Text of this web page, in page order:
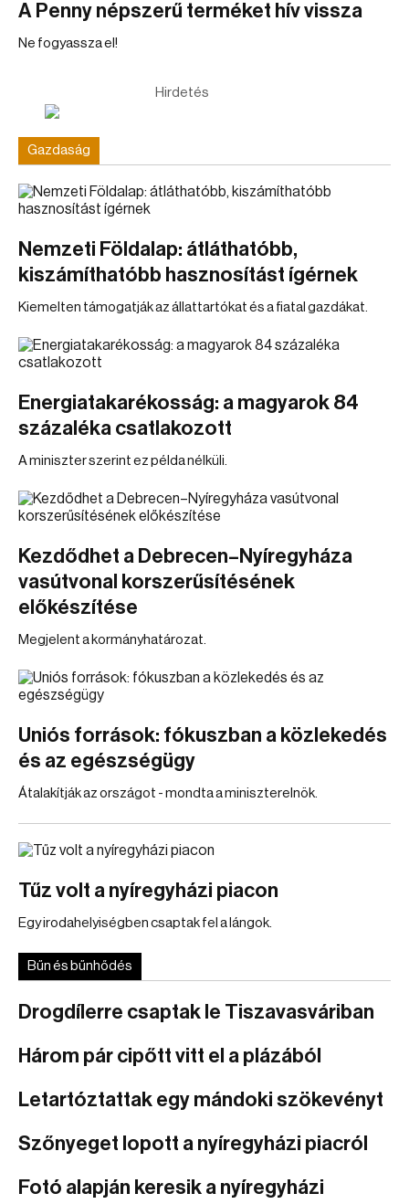
A Penny népszerű terméket hív vissza
Ne fogyassza el!
Hirdetés
Gazdaság
Nemzeti Földalap: átláthatóbb,
kiszámíthatóbb hasznosítást ígérnek
Kiemelten támogatják az állattartókat és a fiatal gazdákat.
Energiatakarékosság: a magyarok 84
százaléka csatlakozott
A miniszter szerint ez példa nélküli.
Kezdődhet a Debrecen–Nyíregyháza
vasútvonal korszerűsítésének
előkészítése
Megjelent a kormányhatározat.
Uniós források: fókuszban a közlekedés
és az egészségügy
Átalakítják az országot - mondta a miniszterelnök.
Tűz volt a nyíregyházi piacon
Egy irodahelyiségben csaptak fel a lángok.
Bűn és bűnhődés
Drogdílerre csaptak le Tiszavasváriban
Három pár cipőtt vitt el a plázából
Letartóztattak egy mándoki szökevényt
Szőnyeget lopott a nyíregyházi piacról
Fotó alapján keresik a nyíregyházi